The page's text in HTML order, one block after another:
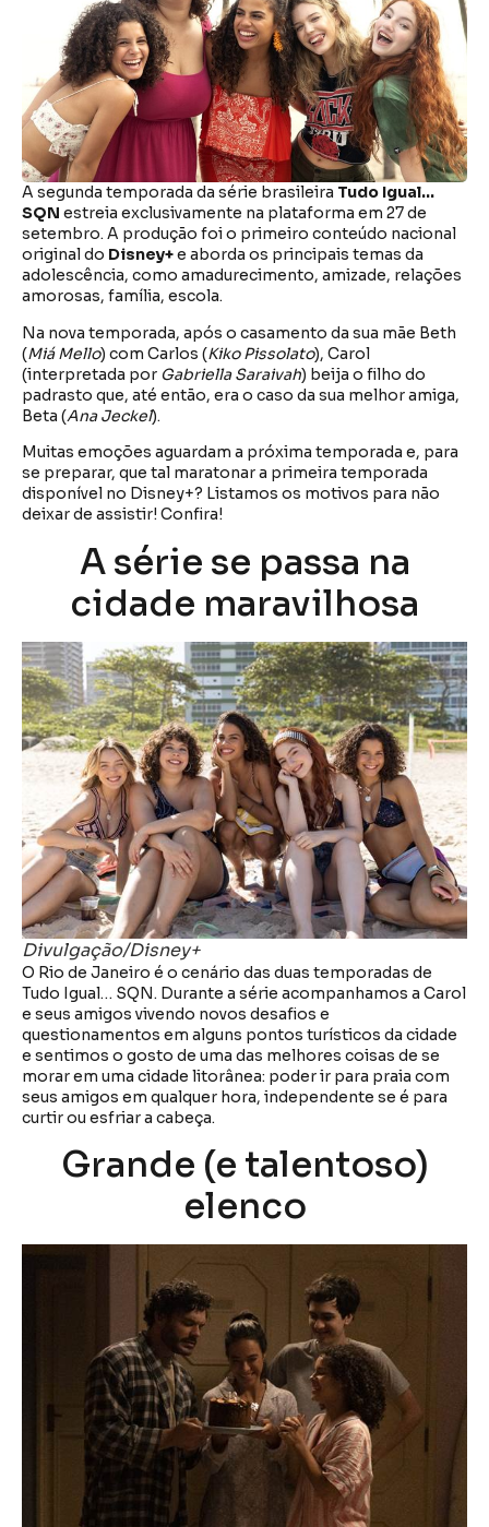
A segunda temporada da série brasileira Tudo Igual…
SQN estreia exclusivamente na plataforma em 27 de
setembro. A produção foi o primeiro conteúdo nacional
original do Disney+e aborda os principais temas da
adolescência, como amadurecimento, amizade, relações
amorosas, família, escola.
Na nova temporada, após o casamento da sua mãe Beth
(Miá Mello) com Carlos (Kiko Pissolato), Carol
(interpretada por Gabriella Saraivah) beija o filho do
padrasto que, até então, era o caso da sua melhor amiga,
Beta (Ana Jeckel).
Muitas emoções aguardam a próxima temporada e, para
se preparar, que tal maratonar a primeira temporada
disponível no Disney+? Listamos os motivos para não
deixar de assistir! Confira!
A série se passa na
cidade maravilhosa
Divulgação/Disney+
O Rio de Janeiro é o cenário das duas temporadas de
Tudo Igual… SQN. Durante a série acompanhamos a Carol
e seus amigos vivendo novos desafios e
questionamentos em alguns pontos turísticos da cidade
e sentimos o gosto de uma das melhores coisas de se
morar em uma cidade litorânea: poder ir para praia com
seus amigos em qualquer hora, independente se é para
curtir ou esfriar a cabeça.
Grande (e talentoso)
elenco